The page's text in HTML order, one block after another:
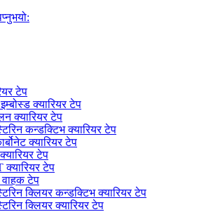
टेप
क्यारियर टेप
क्यारियर टेप
कन्डक्टिभ क्यारियर टेप
क्यारियर टेप
टेप
क्यारियर टेप
टेप
क्लियर कन्डक्टिभ क्यारियर टेप
क्लियर क्यारियर टेप